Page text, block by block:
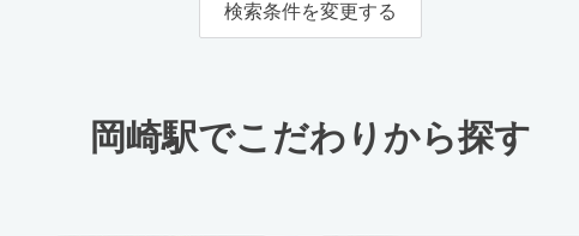
検索条件を変更する
岡崎駅でこだわりから探す